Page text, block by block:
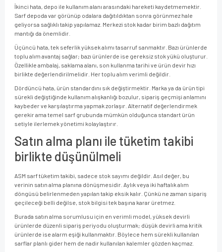
İkinci hata, depo ile kullanım alanı arasındaki hareketi kaydetmemektir.
Sarf depoda var görünüp odalara dağıtıldıktan sonra görünmez hale
geliyorsa sağlıklı takip yapılamaz. Merkezi stok kadar birim bazlı dağıtım
mantığı da önemlidir.
Üçüncü hata, tek seferlik yüksek alımı tasarruf sanmaktır. Bazı ürünlerde
toplu alım avantaj sağlar; bazı ürünlerde ise gereksiz stok yükü oluşturur.
Özellikle ambalaj, saklama alanı, son kullanma tarihi ve ürün devir hızı
birlikte değerlendirilmelidir. Her toplu alım verimli değildir.
Dördüncü hata, ürün standardını sık değiştirmektir. Marka ya da ürün tipi
sürekli değiştiğinde kullanım alışkanlığı bozulur, sipariş geçmişi anlamını
kaybeder ve karşılaştırma yapmak zorlaşır. Alternatif değerlendirmek
gerekir ama temel sarf grubunda mümkün olduğunca standart ürün
setiyle ilerlemek yönetimi kolaylaştırır.
Satın alma planı ile tüketim takibi
birlikte düşünülmeli
ASM sarf tüketim takibi, sadece stok sayımı değildir. Asıl değer, bu
verinin satın alma planına dönüşmesidir. Aylık veya iki haftalık alım
döngüsü belirlenmeden yapılan takip eksik kalır. Çünkü ne zaman sipariş
geçileceği belli değilse, stok bilgisi tek başına karar üretmez.
Burada satın alma sorumlusu için en verimli model, yüksek devirli
ürünlerde düzenli sipariş periyodu oluşturmak; düşük devirli ama kritik
ürünlerde ise alarm eşiği kullanmaktır. Böylece hem sürekli kullanılan
sarflar planlı gider hem de nadir kullanılan kalemler gözden kaçmaz.